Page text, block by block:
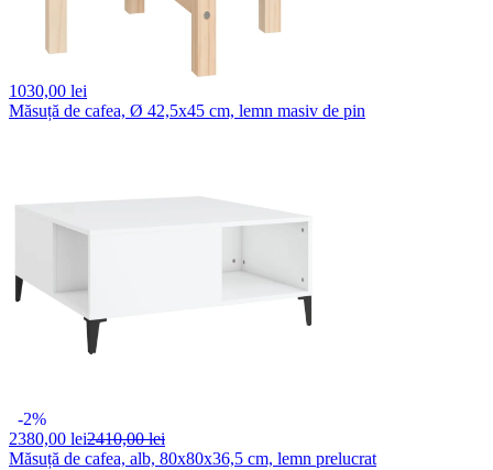
1030,00 lei
Măsuță de cafea, Ø 42,5x45 cm, lemn masiv de pin
-2%
2380,00 lei2410,00 lei
Măsuță de cafea, alb, 80x80x36,5 cm, lemn prelucrat